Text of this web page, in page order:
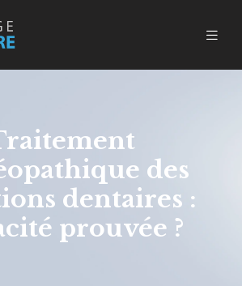
des
dentaires :
prouvée ?